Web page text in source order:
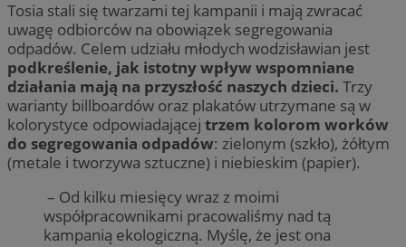
Tosia stali się twarzami tej kampanii i mają zwracać
uwagę odbiorców na obowiązek segregowania
odpadów. Celem udziału młodych wodzisławian jest
podkreślenie, jak istotny wpływ wspomniane
działania mają na przyszłość naszych dzieci. Trzy
warianty billboardów oraz plakatów utrzymane są w
kolorystyce odpowiadającej trzem kolorom worków
do segregowania odpadów: zielonym (szkło), żółtym
(metale i tworzywa sztuczne) i niebieskim (papier).
– Od kilku miesięcy wraz z moimi
współpracownikami pracowaliśmy nad tą
kampanią ekologiczną. Myślę, że jest ona